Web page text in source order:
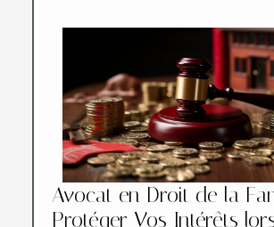
Avocat en Droit de la
Protéger Vos Intérêts